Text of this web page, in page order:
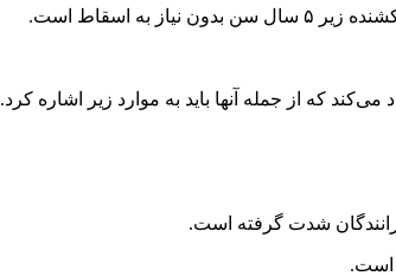
که از جمله آنها باید به موارد زیر اشاره کرد.
رانندگان شدت گرفته است.
است.